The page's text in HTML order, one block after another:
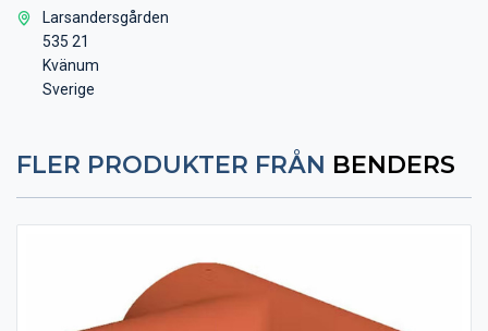
Larsandersgården
535 21
Kvänum
Sverige
FLER PRODUKTER FRÅN BENDERS